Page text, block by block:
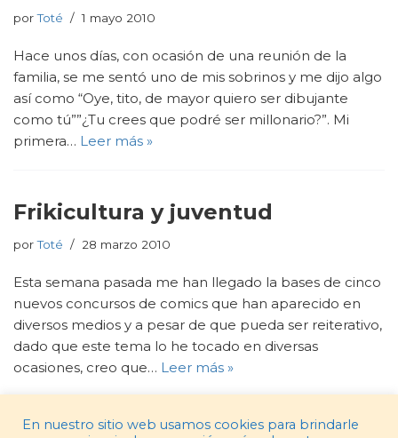
porToté 1 mayo 2010
Hace unos días, con ocasión de una reunión de la
familia, se me sentó uno de mis sobrinos y me dijo algo
así como “Oye, tito, de mayor quiero ser dibujante
como tú””¿Tu crees que podré ser millonario?”. Mi
primera… Leer más »
Frikicultura y juventud
porToté 28 marzo 2010
Esta semana pasada me han llegado la bases de cinco
nuevos concursos de comics que han aparecido en
diversos medios y a pesar de que pueda ser reiterativo,
dado que este tema lo he tocado en diversas
ocasiones, creo que… Leer más »
En nuestro sitio web usamos cookies para brindarle